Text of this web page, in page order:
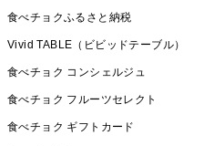
食べチョクふるさと納税
Vivid TABLE（ビビッドテーブル）
食べチョク コンシェルジュ
食べチョク フルーツセレクト
食べチョク ギフトカード